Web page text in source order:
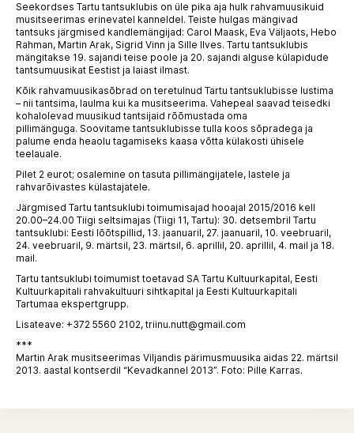
Seekordses Tartu tantsuklubis on üle pika aja hulk rahvamuusikuid
musitseerimas erinevatel kanneldel. Teiste hulgas mängivad
tantsuks järgmised kandlemängijad: Carol Maask, Eva Väljaots, Hebo
Rahman, Martin Arak, Sigrid Vinn ja Sille Ilves. Tartu tantsuklubis
mängitakse 19. sajandi teise poole ja 20. sajandi alguse külapidude
tantsumuusikat Eestist ja laiast ilmast.
Kõik rahvamuusikasõbrad on teretulnud Tartu tantsuklubisse lustima
– nii tantsima, laulma kui ka musitseerima. Vahepeal saavad teisedki
kohalolevad muusikud tantsijaid rõõmustada oma
pillimänguga. Soovitame tantsuklubisse tulla koos sõpradega ja
palume enda heaolu tagamiseks kaasa võtta külakosti ühisele
teelauale.
Pilet 2 eurot; osalemine on tasuta pillimängijatele, lastele ja
rahvarõivastes külastajatele.
Järgmised Tartu tantsuklubi toimumisajad hooajal 2015/2016 kell
20.00–24.00 Tiigi seltsimajas (Tiigi 11, Tartu): 30. detsembril Tartu
tantsuklubi: Eesti lõõtspillid, 13. jaanuaril, 27. jaanuaril, 10. veebruaril,
24. veebruaril, 9. märtsil, 23. märtsil, 6. aprillil, 20. aprillil, 4. mail ja 18.
mail.
Tartu tantsuklubi toimumist toetavad SA Tartu Kultuurkapital, Eesti
Kultuurkapitali rahvakultuuri sihtkapital ja Eesti Kultuurkapitali
Tartumaa ekspertgrupp.
Lisateave: +372 5560 2102, triinu.nutt@gmail.com
***
Martin Arak musitseerimas Viljandis pärimusmuusika aidas 22. märtsil
2013. aastal kontserdil “Kevadkannel 2013”. Foto: Pille Karras.